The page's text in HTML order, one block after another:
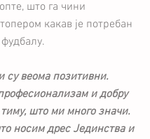
што га чини
какав је потребан
су веома позитивни.
и добру
што ми много значи.
носим дрес Јединства и